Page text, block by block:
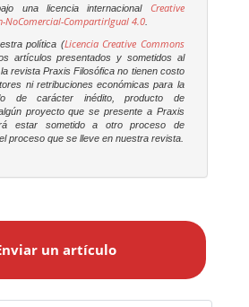
una licencia internacional
Creative
NoComercial-CompartirIgual 4.0.
política (Licencia Creative Commons
artículos presentados y sometidos al
la revistaPraxis Filosófica no tienen costo
ni retribuciones económicas para la
de carácter inédito, producto de
proyecto que se presente a Praxis
estar sometido a otro proceso de
proceso que se lleve en nuestra revista.
un artículo